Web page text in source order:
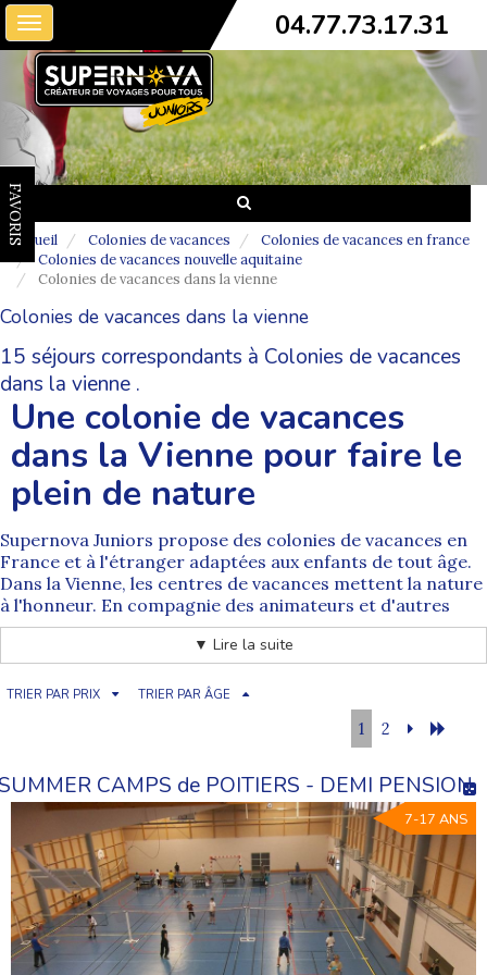
Toggle
navigation
04.77.73.17.31
FAVORIS
Accueil Colonies de vacances
Colonies de vacances en france
Colonies de vacances nouvelle aquitaine
Colonies de vacances dans la vienne
Colonies de vacances dans la vienne
15 séjours correspondants à Colonies de vacances
dans la vienne .
Une colonie de vacances
dans la Vienne pour faire le
plein de nature
Supernova Juniors propose des colonies de vacances en
France et à l'étranger adaptées aux enfants de tout âge.
Dans la Vienne, les centres de vacances mettent la nature
à l'honneur. En compagnie des animateurs et d'autres
jeunes, votre enfant sort des sentiers battus et rencontre
des paysages variés. La pratique de nouveaux sports et
activités comble sa soif de découverte. Sans aucun doute,
sonséjour en colo dans la Vienne
Des animateurs passionnés pour
Lescolonies de vacances en Nouvelle-Aquitainene
manquent pas. Mais nos centres de vacances sont
encadrés par des animateurs expérimentés. Ils offrent
aux enfants uncadre sécurisé pour la pratique de jeux
ou d'activités sportives. Leurs conseils avisés aident les
jeunes à progresser rapidement. Grâce au savoir-faire
des animateurs, les liens d'amitié se tissent facilement
entre enfants de tout âge.
▼ Lire la suite
TRIER PAR PRIX TRIER PAR ÂGE
1 2
CAMPS de POITIERS - DEMI PENSION
7-17 ANS